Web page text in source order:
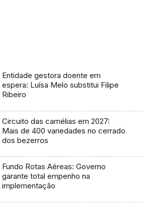
Entidade gestora doente em
espera: Luísa Melo substitui Filipe
Ribeiro
Circuito das camélias em 2027:
Mais de 400 variedades no cerrado
dos bezerros
Fundo Rotas Aéreas: Governo
garante total empenho na
implementação